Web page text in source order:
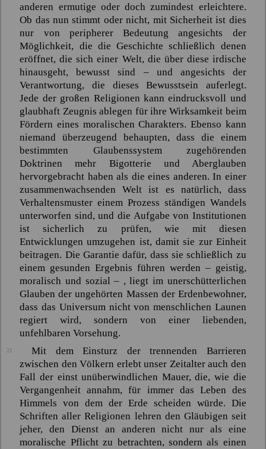
anderen ermutige oder doch zumindest erleichtere.
Ob das nun stimmt oder nicht, mit Sicherheit ist dies
nur von peripherer Bedeutung angesichts der
Möglichkeit, die die Geschichte schließlich denen
eröffnet, die sich einer Welt, die über diese irdische
hinausgeht, bewusst sind – und angesichts der
Verantwortung, die dieses Bewusstsein auferlegt.
Jede der großen Religionen kann eindrucksvoll und
glaubhaft Zeugnis ablegen für ihre Wirksamkeit beim
Fördern eines moralischen Charakters. Ebenso kann
niemand überzeugend behaupten, dass die einem
bestimmten Glaubenssystem zugehörenden
Doktrinen mehr Bigotterie und Aberglauben
hervorgebracht haben als die eines anderen. In einer
zusammenwachsenden Welt ist es natürlich, dass
Verhaltensmuster einem Prozess ständigen Wandels
unterworfen sind, und die Aufgabe von Institutionen
ist sicherlich zu prüfen, wie mit diesen
Entwicklungen umzugehen ist, damit sie zur Einheit
beitragen. Die Garantie dafür, dass sie schließlich zu
einem gesunden Ergebnis führen werden – geistig,
moralisch und sozial – , liegt im unerschütterlichen
Glauben der ungehörten Massen der Erdenbewohner,
dass das Universum nicht von menschlichen Launen
regiert wird, sondern von einer liebenden,
unfehlbaren Vorsehung.
21
Mit dem Einsturz der trennenden Barrieren
zwischen den Völkern erlebt unser Zeitalter auch den
Fall der einst unüberwindlichen Mauer, die, wie die
Vergangenheit annahm, für immer das Leben des
Himmels von dem der Erde scheiden würde. Die
Schriften aller Religionen lehren den Gläubigen seit
jeher, den Dienst an anderen nicht nur als eine
moralische Pflicht zu betrachten, sondern als einen